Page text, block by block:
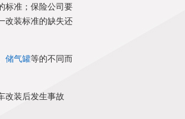
标准；保险公司要
改装标准的缺失还
储气罐等的不同而
改装后发生事故